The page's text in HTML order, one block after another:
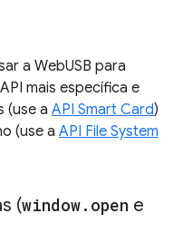
a WebUSB para
mais específica e
(use a API Smart Card)
(use a API File System
(window. open e